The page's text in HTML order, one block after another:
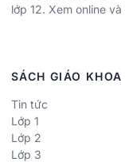
lớp 12. Xem online
SÁCH GIÁO KHOA
Tin tức
Lớp 1
Lớp 2
Lớp 3